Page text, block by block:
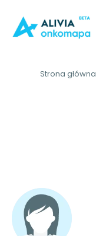
Strona główna